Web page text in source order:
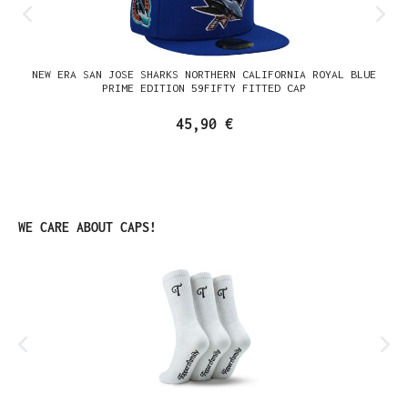
NEW ERA SAN JOSE SHARKS NORTHERN CALIFORNIA ROYAL BLUE
PRIME EDITION 59FIFTY FITTED CAP
45,90 €
Produktgalerie überspringen
WE CARE ABOUT CAPS!